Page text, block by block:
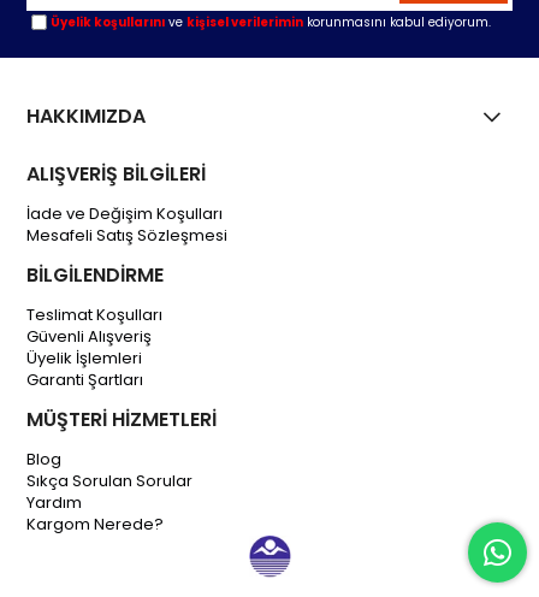
Üyelik koşullarını ve kişisel verilerimin korunmasını kabul ediyorum.
HAKKIMIZDA
ALIŞVERİŞ BİLGİLERİ
İade ve Değişim Koşulları
Mesafeli Satış Sözleşmesi
BİLGİLENDİRME
Teslimat Koşulları
Güvenli Alışveriş
Üyelik İşlemleri
Garanti Şartları
MÜŞTERİ HİZMETLERİ
Blog
Sıkça Sorulan Sorular
Yardım
Kargom Nerede?